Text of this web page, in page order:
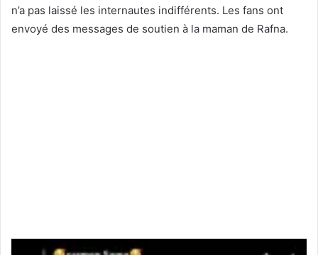
n’a pas laissé les internautes indifférents. Les fans ont
envoyé des messages de soutien à la maman de Rafna.